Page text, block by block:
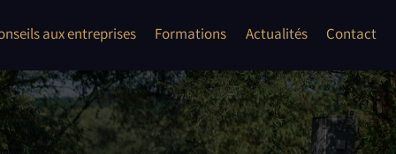
aux entreprises Formations
entrepreneur, TPE, PME
second oeuvre"
Actualités Contact